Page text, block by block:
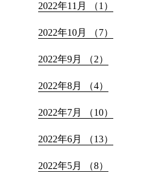
2022年11月 （1）
2022年10月 （7）
2022年9月 （2）
2022年8月 （4）
2022年7月 （10）
2022年6月 （13）
2022年5月 （8）